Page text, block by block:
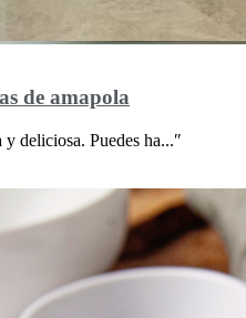
de amapola
deliciosa. Puedes ha...″